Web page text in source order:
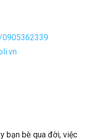
0905362339
bạn bè qua đời, việc